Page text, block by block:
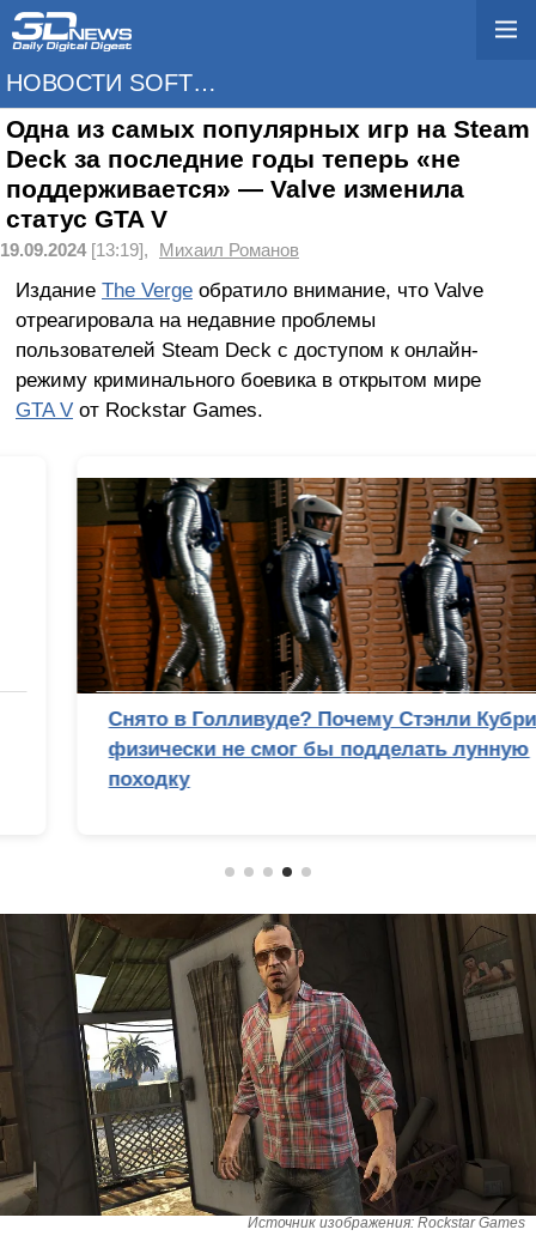
НОВОСТИ SOFTWARE
Одна из самых популярных игр на Steam
Deck за последние годы теперь «не
поддерживается» — Valve изменила
статус GTA V
19.09.2024[13:19], Михаил Романов
Издание The Vergeобратило внимание, что Valve
отреагировала на недавние проблемы
пользователей Steam Deck с доступом к онлайн-
режиму криминального боевика в открытом мире
GTA Vот Rockstar Games.
Снято в Голливуде? Почему Стэнли Кубрик
физически не смог бы подделать лунную
походку
Источник изображения: Rockstar Games